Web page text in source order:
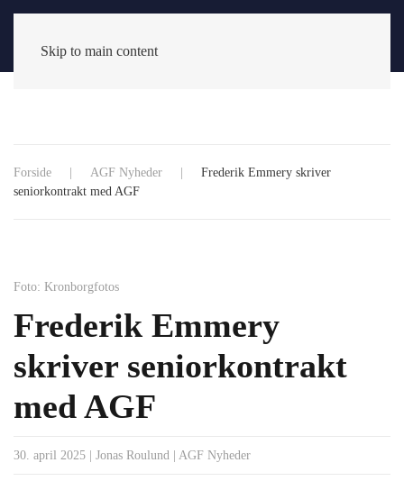
Skip to main content
Forside AGF Nyheder
Frederik Emmery skriver
seniorkontrakt med AGF
Foto: Kronborgfotos
Frederik Emmery
skriver seniorkontrakt
med AGF
30. april 2025 Jonas Roulund AGF Nyheder